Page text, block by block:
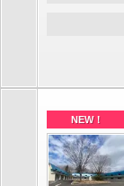
NEW！